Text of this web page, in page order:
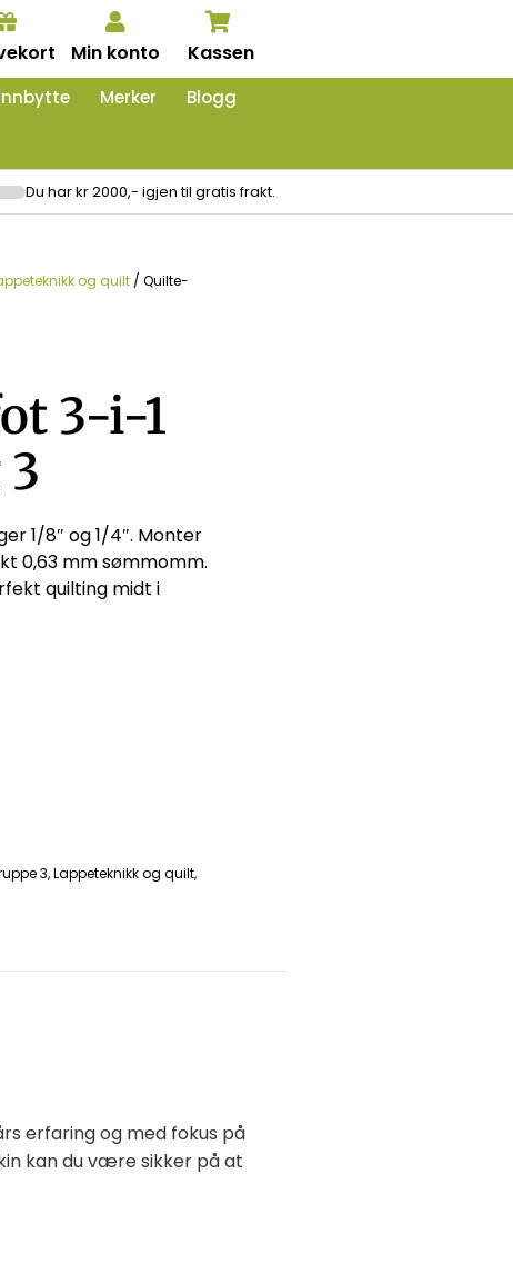
Min konto Kassen
Merker Blogg
Du har kr 2000,- igjen til gratis frakt.
og quilt / Quilte-
3-i-1
1/8″ og 1/4″. Monter
0,63 mm sømmomm.
quilting midt i
3,Lappeteknikk og quilt,
erfaring og med fokus på
kan du være sikker på at